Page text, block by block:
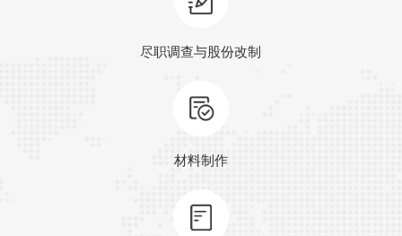
尽职调查与股份改制
材料制作